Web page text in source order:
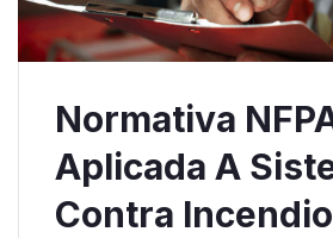
Normativa
Aplicada A
Contra